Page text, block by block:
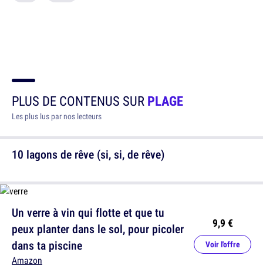
PLUS DE CONTENUS SURPLAGE
Les plus lus par nos lecteurs
10 lagons de rêve (si, si, de rêve)
Un verre à vin qui flotte et que tu
peux planter dans le sol, pour picoler
dans ta piscine
Amazon
9,9 €
Voir l'offre